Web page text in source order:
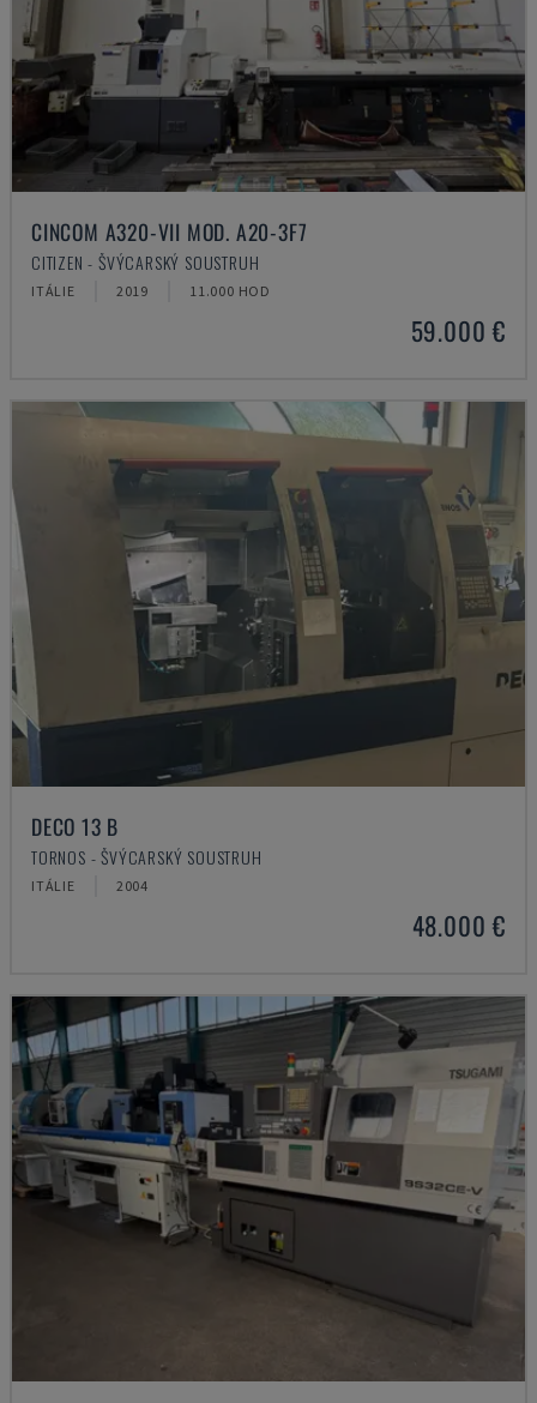
CINCOM A320-VII MOD. A20-3F7
CITIZEN - ŠVÝCARSKÝ SOUSTRUH
ITÁLIE 2019 11.000 HOD
59.000 €
DECO 13 B
TORNOS - ŠVÝCARSKÝ SOUSTRUH
ITÁLIE 2004
48.000 €